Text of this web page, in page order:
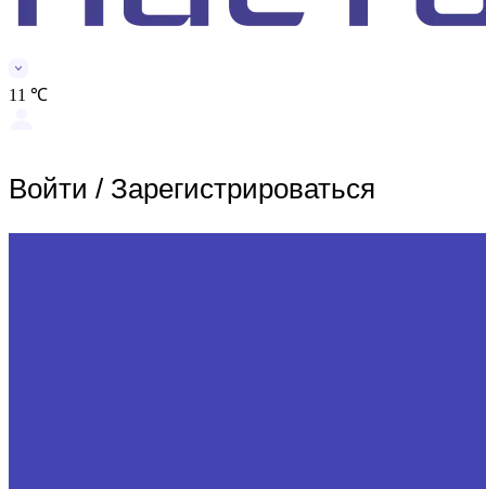
11 ℃
Войти / Зарегистрироваться